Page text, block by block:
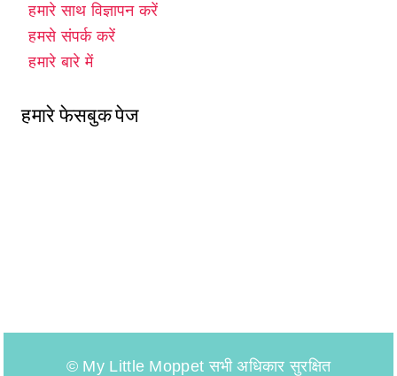
हमारे साथ विज्ञापन करें
हमसे संपर्क करें
हमारे बारे में
हमारे फेसबुक पेज
© My Little Moppet सभी अधिकार सुरक्षित